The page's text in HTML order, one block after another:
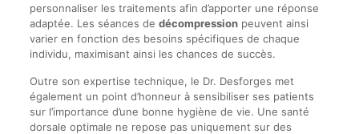
personnaliser les traitements afin d’apporter une réponse
adaptée. Les séances de décompressionpeuvent ainsi
varier en fonction des besoins spécifiques de chaque
individu, maximisant ainsi les chances de succès.
Outre son expertise technique, le Dr. Desforges met
également un point d’honneur à sensibiliser ses patients
sur l’importance d’une bonne hygiène de vie. Une santé
dorsale optimale ne repose pas uniquement sur des